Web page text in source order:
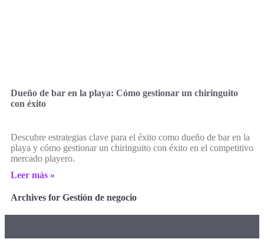
Dueño de bar en la playa: Cómo gestionar un chiringuito
con éxito
Descubre estrategias clave para el éxito como dueño de bar en la
playa y cómo gestionar un chiringuito con éxito en el competitivo
mercado playero.
Leer más »
Archives for Gestión de negocio